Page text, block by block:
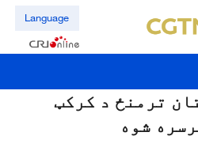
Language
ترمنځ د کرکټ
شوه